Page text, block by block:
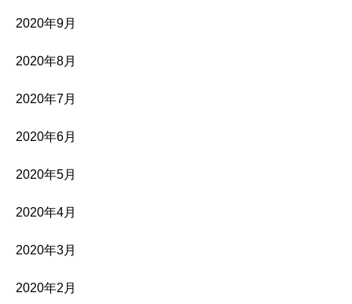
2020年9月
2020年8月
2020年7月
2020年6月
2020年5月
2020年4月
2020年3月
2020年2月